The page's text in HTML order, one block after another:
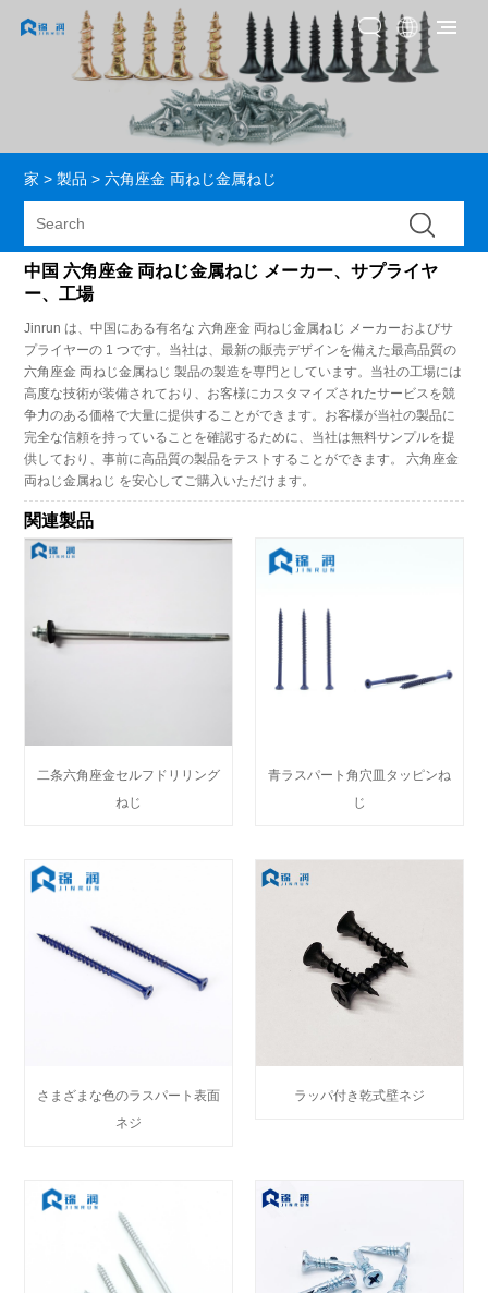
家 > 製品 > 六角座金 両ねじ金属ねじ
中国 六角座金 両ねじ金属ねじ メーカー、サプライヤ
ー、工場
Jinrun は、中国にある有名な 六角座金 両ねじ金属ねじ メーカーおよびサ
プライヤーの 1 つです。当社は、最新の販売デザインを備えた最高品質の
六角座金 両ねじ金属ねじ 製品の製造を専門としています。当社の工場には
高度な技術が装備されており、お客様にカスタマイズされたサービスを競
争力のある価格で大量に提供することができます。お客様が当社の製品に
完全な信頼を持っていることを確認するために、当社は無料サンプルを提
供しており、事前に高品質の製品をテストすることができます。 六角座金
両ねじ金属ねじ を安心してご購入いただけます。
関連製品
二条六角座金セルフドリリング
ねじ
青ラスパート角穴皿タッピンね
じ
さまざまな色のラスパート表面
ネジ
ラッパ付き乾式壁ネジ